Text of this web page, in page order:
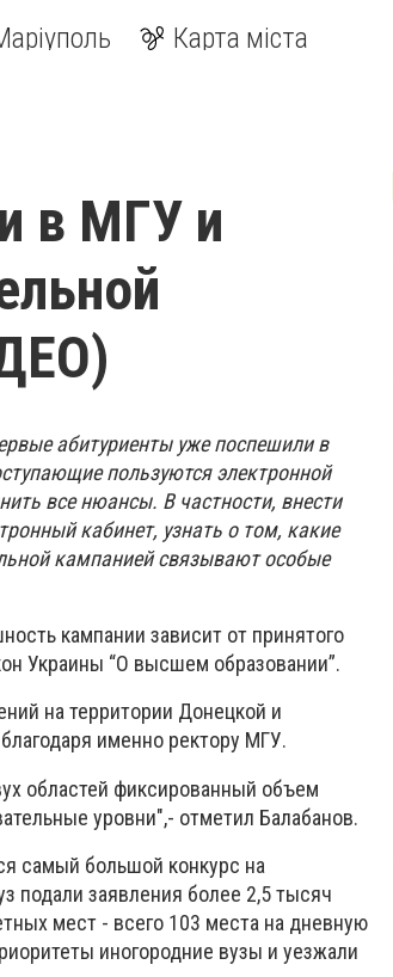
Карта міста
в МГУ и
абитуриенты уже поспешили в
пользуются электронной
все нюансы. В частности, внести
кабинет, узнать о том, какие
кампанией связывают особые
кампании зависит от принятого
Украины “О высшем образовании”.
на территории Донецкой и
именно ректору МГУ.
областей фиксированный объем
уровни",- отметил Балабанов.
самый большой конкурс на
подали заявления более 2,5 тысяч
мест - всего 103 места на дневную
иногородние вузы и уезжали